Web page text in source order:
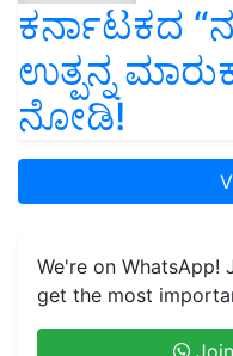
ಕರ್ನಾಟಕದ
ಉತ್ಪನ್ನ
ನೋಡಿ!
We're on WhatsApp!
get the most